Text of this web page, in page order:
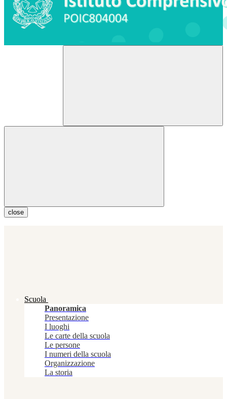
close
Scuola
Panoramica
Presentazione
I luoghi
Le carte della scuola
Le persone
I numeri della scuola
Organizzazione
La storia